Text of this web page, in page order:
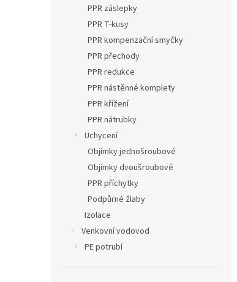
PPR záslepky
PPR T-kusy
PPR kompenzační smyčky
PPR přechody
PPR redukce
PPR nástěnné komplety
PPR křížení
PPR nátrubky
Uchycení
Objímky jednošroubové
Objímky dvoušroubové
PPR příchytky
Podpůrné žlaby
Izolace
Venkovní vodovod
PE potrubí